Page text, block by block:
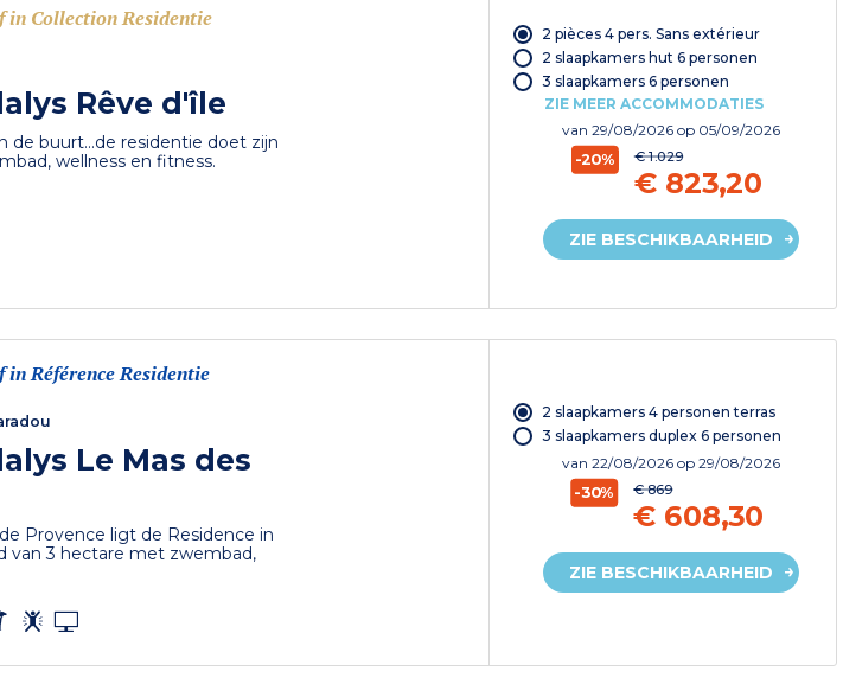
in Collection Residentie
Rêve d'île
de buurt...de residentie doet zijn
wellness en fitness.
2 pièces 4 pers. Sans extérieur
2 slaapkamers hut 6 personen
3 slaapkamers 6 personen
ZIE MEER ACCOMMODATIES
van 29/08/2026 op 05/09/2026
-20% € 1.029
€ 823,20
ZIE BESCHIKBAARHEID
Référence Residentie
Le Mas des
Provence ligt de Residence in
van 3 hectare met zwembad,
2 slaapkamers 4 personen terras
3 slaapkamers duplex 6 personen
van 22/08/2026 op 29/08/2026
-30% € 869
€ 608,30
ZIE BESCHIKBAARHEID